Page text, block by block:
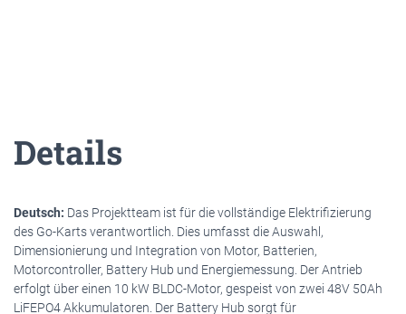
Details
Deutsch: Das Projektteam ist für die vollständige Elektrifizierung
des Go-Karts verantwortlich. Dies umfasst die Auswahl,
Dimensionierung und Integration von Motor, Batterien,
Motorcontroller, Battery Hub und Energiemessung. Der Antrieb
erfolgt über einen 10 kW BLDC-Motor, gespeist von zwei 48V 50Ah
LiFEPO4 Akkumulatoren. Der Battery Hub sorgt für